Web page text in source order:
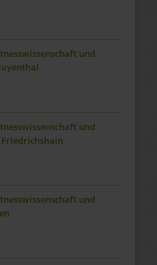
und
und
und